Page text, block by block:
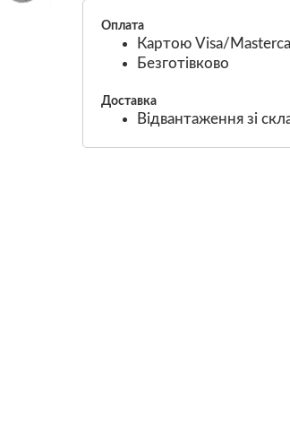
Оплата
Картою Visa/
Безготівково
Доставка
Відвантаження зі